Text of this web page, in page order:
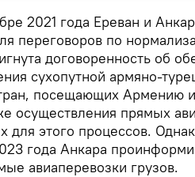
2021 года Ереван и
переговоров по
договоренность об
сухопутной армяно-
посещающих Армению
осуществления прямых
для этого процессов.
года Анкара
авиаперевозки грузов.